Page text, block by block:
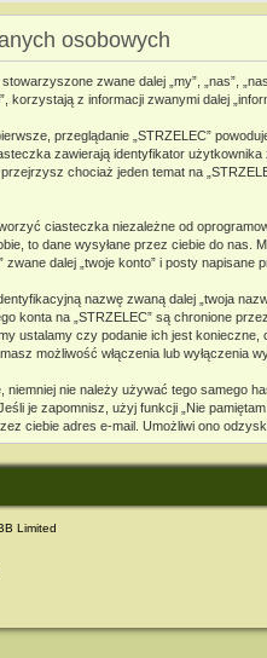
osobowych
zwane dalej „my”, „nas”,
korzystają z informacji zwanymi dalej
przeglądanie „STRZELEC”
zawierają identyfikator
chociaż jeden temat na
ciasteczka niezależne od
to dane wysyłane przez ciebie do
dalej „twoje konto” i posty napisane
nazwę zwaną dalej „twoja
konta na „STRZELEC” są chronione
ustalamy czy podanie ich jest
możliwość włączenia lub wyłączenia
nie należy używać tego samego
Jeśli je zapomnisz, użyj funkcji „Nie
ciebie adres e-mail. Umożliwi ono
Limited